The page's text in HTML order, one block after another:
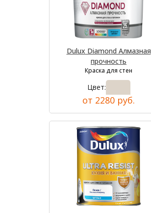
Dulux Diamond Алмазная
прочность
Краска для стен
Цвет:
от 2280 руб.